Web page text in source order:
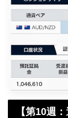
【第10週